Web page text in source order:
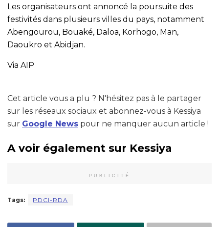
Les organisateurs ont annoncé la poursuite des
festivités dans plusieurs villes du pays, notamment
Abengourou, Bouaké, Daloa, Korhogo, Man,
Daoukro et Abidjan.
Via AIP
Cet article vous a plu ? N'hésitez pas à le partager
sur les réseaux sociaux et abonnez-vous à Kessiya
sur Google News pour ne manquer aucun article !
A voir également sur Kessiya
PUBLICITÉ
Tags: PDCI-RDA